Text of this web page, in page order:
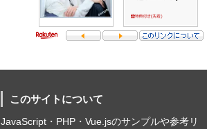
このサイトについて
JavaScript・PHP・Vue.jsのサンプルや参考リ